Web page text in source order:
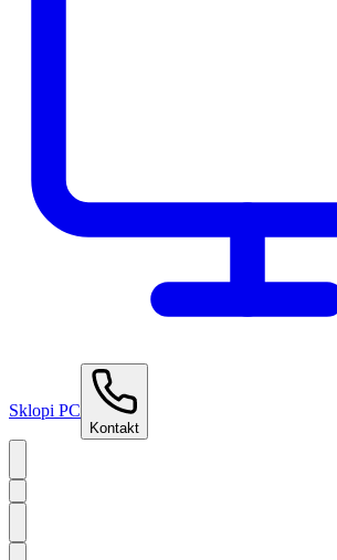
Sklopi PC
Kontakt